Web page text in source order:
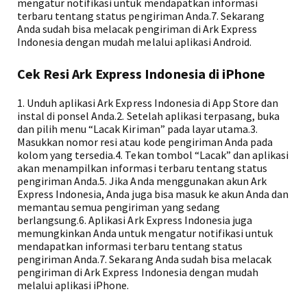
mengatur notifikasi untuk mendapatkan informasi
terbaru tentang status pengiriman Anda.7. Sekarang
Anda sudah bisa melacak pengiriman di Ark Express
Indonesia dengan mudah melalui aplikasi Android.
Cek Resi Ark Express Indonesia di iPhone
1. Unduh aplikasi Ark Express Indonesia di App Store dan
instal di ponsel Anda.2. Setelah aplikasi terpasang, buka
dan pilih menu “Lacak Kiriman” pada layar utama.3.
Masukkan nomor resi atau kode pengiriman Anda pada
kolom yang tersedia.4. Tekan tombol “Lacak” dan aplikasi
akan menampilkan informasi terbaru tentang status
pengiriman Anda.5. Jika Anda menggunakan akun Ark
Express Indonesia, Anda juga bisa masuk ke akun Anda dan
memantau semua pengiriman yang sedang
berlangsung.6. Aplikasi Ark Express Indonesia juga
memungkinkan Anda untuk mengatur notifikasi untuk
mendapatkan informasi terbaru tentang status
pengiriman Anda.7. Sekarang Anda sudah bisa melacak
pengiriman di Ark Express Indonesia dengan mudah
melalui aplikasi iPhone.